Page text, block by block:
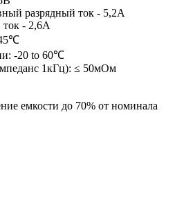
разрядный ток - 5,2А
- 2,6А
45℃
-20 to 60℃
1кГц): ≤ 50мОм
емкости до 70% от номинала